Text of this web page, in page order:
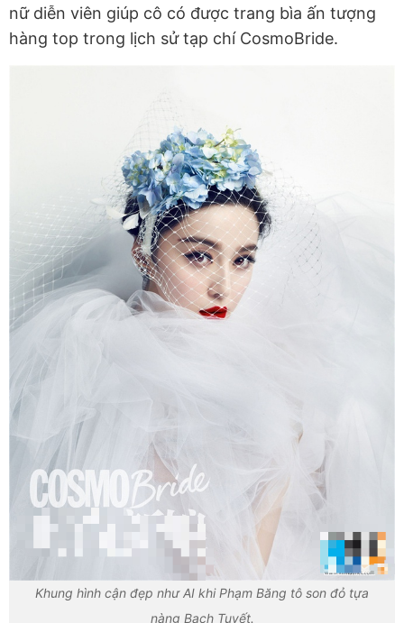
nữ diễn viên giúp cô có được trang bìa ấn tượng
hàng top trong lịch sử tạp chí CosmoBride.
Khung hình cận đẹp như AI khi Phạm Băng tô son đỏ tựa
nàng Bạch Tuyết.